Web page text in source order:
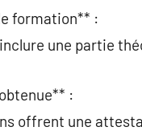
formation** :
une partie
:
offrent une